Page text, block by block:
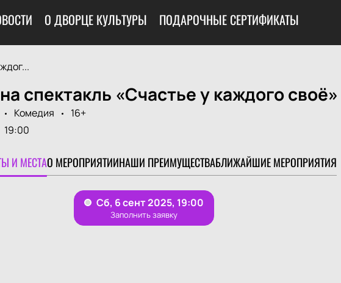
О ДВОРЦЕ КУЛЬТУРЫ ПОДАРОЧНЫЕ СЕРТИФИКАТЫ
спектакль «Счастье у каждого
Комедия
16+
19:00
И МЕСТАО МЕРОПРИЯТИИНАШИ ПРЕИМУЩЕСТВАБЛИЖАЙШИЕ МЕРОПРИЯТИЯ